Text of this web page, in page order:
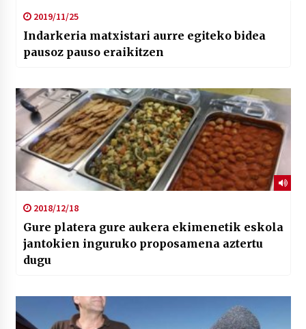
2019/11/25
Indarkeria matxistari aurre egiteko bidea
pausoz pauso eraikitzen
2018/12/18
Gure platera gure aukera ekimenetik eskola
jantokien inguruko proposamena aztertu
dugu